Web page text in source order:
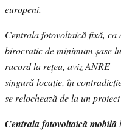
europeni.
Centrala fotovoltaică fixă, ca
birocratic de minimum șase
racord la rețea, aviz ANRE
singură locație, în
se relochează de la un
Centrala fotovoltaică mobilă